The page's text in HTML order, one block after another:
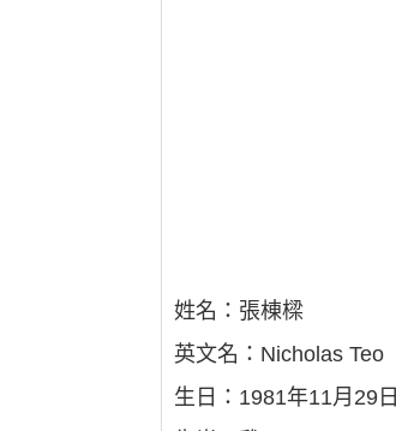
姓名：張棟樑
英文名：Nicholas Teo
生日：1981年11月29日